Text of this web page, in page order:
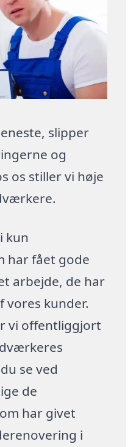
slipper
og
os stiller vi høje
kun
har fået gode
arbejde, de har
kunder.
vi offentliggjort
se ved
de
har givet
i